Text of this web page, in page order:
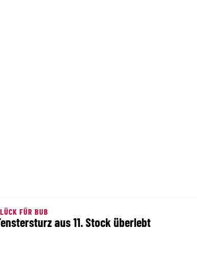
FÜR BUB
aus 11. Stock überlebt